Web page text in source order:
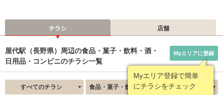
チラシ 店舗
屋代駅（長野県）周辺の食品・菓子・飲料・酒・
日用品・コンビニのチラシ一覧
Myエリア登録で簡単
にチラシをチェック
Myエリアに登録
すべてのチラシ 食品・菓子・飲料・酒・日用品・コンビニ 新着順